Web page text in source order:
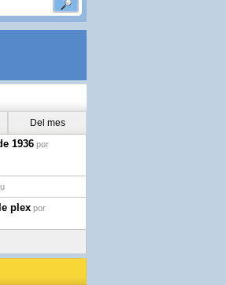
Del mes
1936 por
plex por